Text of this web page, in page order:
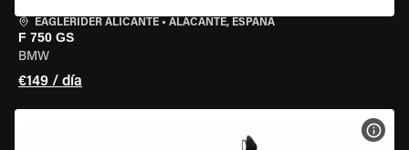
EAGLERIDER ALICANTE • ALACANTE, ESPAÑA
F 750 GS
BMW
€149 / día
VER